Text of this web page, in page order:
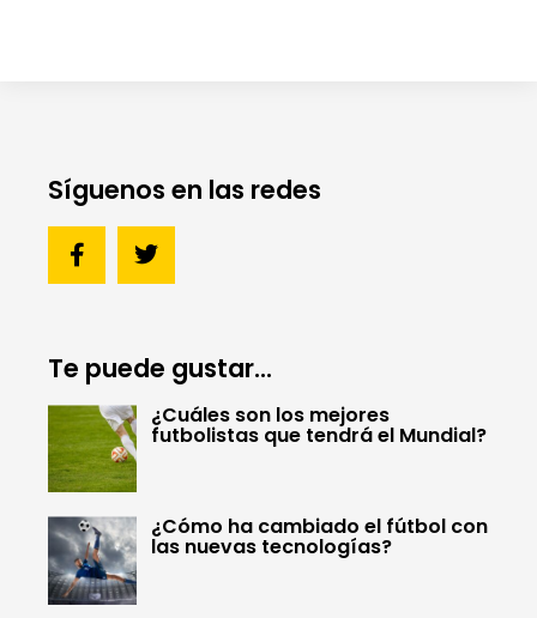
Síguenos en las redes
Te puede gustar...
¿Cuáles son los mejores
futbolistas que tendrá el Mundial?
¿Cómo ha cambiado el fútbol con
las nuevas tecnologías?